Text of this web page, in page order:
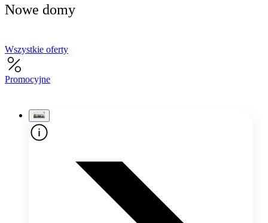
Nowe domy
Wszystkie oferty
Promocyjne